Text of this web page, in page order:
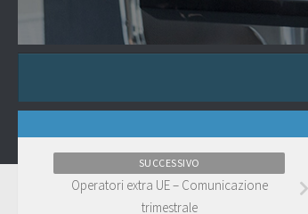
SUCCESSIVO
Operatori extra UE – Comunicazione
trimestrale